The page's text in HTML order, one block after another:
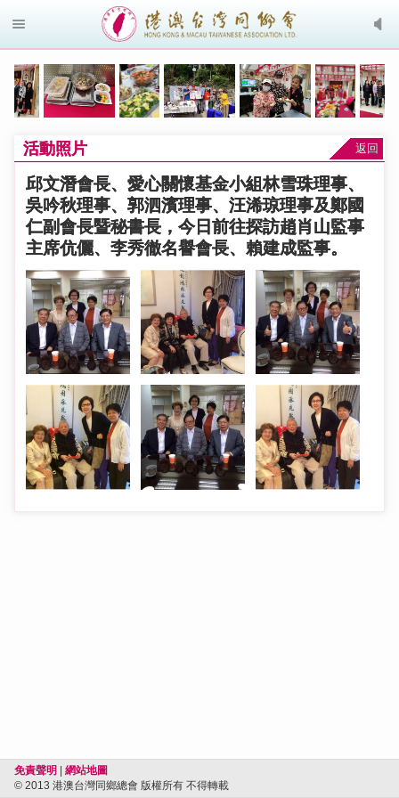
活動照片 返回
邱文潛會長、愛心關懷基金小組林雪珠理事、
吳吟秋理事、郭泗濱理事、汪浠琼理事及鄭國
仁副會長暨秘書長，今日前往探訪趙肖山監事
主席伉儷、李秀徹名譽會長、賴建成監事。
免責聲明
網站地圖
© 2013 港澳台灣同鄉總會 版權所有 不得轉載